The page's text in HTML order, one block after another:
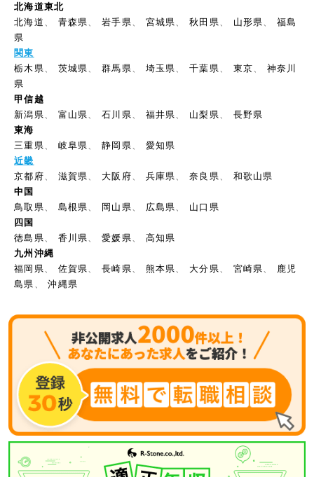
北海道東北
北海道
青森県 、岩手県 宮城県 、秋田県 山形県 、福島
県
関東
栃木県
茨城県 、群馬県 埼玉県 、千葉県 東京
神奈川
県
甲信越
新潟県
富山県 、石川県 福井県 山梨県
長野県
東海
三重県
岐阜県 、静岡県
愛知県
近畿
京都府
滋賀県 大阪府 兵庫県 、奈良県
和歌山県
中国
鳥取県
島根県 岡山県 広島県
山口県
四国
徳島県
香川県 、愛媛県
高知県
九州沖縄
福岡県
佐賀県 、長崎県 熊本県 大分県 宮崎県
鹿児
島県
、沖縄県